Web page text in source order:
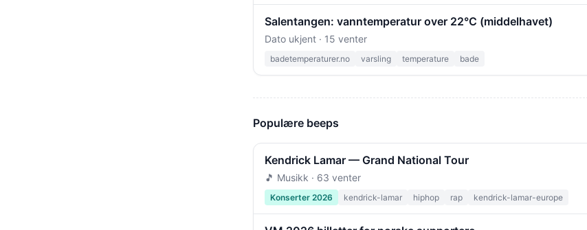
Salentangen: vanntemperatur over 22°C (middelhavet)
Dato ukjent · 15 venter
badetemperaturer.no varsling temperature bade
Populære beeps
Kendrick Lamar — Grand National Tour
🎵 Musikk · 63 venter
Konserter 2026 kendrick-lamar hiphop rap kendrick-lamar-europe